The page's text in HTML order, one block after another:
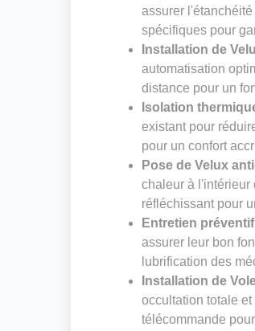
assurer
spécifiques pour
Installation de
automatisation
distance pour un
Isolation
existant pour
pour un confort
Pose de Velux
chaleur à l'intérieur
réfléchissant pour
Entretien
assurer leur bon
lubrification des
Installation de
occultation totale
télécommande